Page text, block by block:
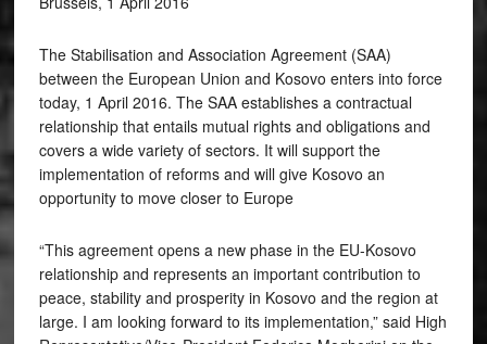
The Stabilisation and Association Agreement (SAA)
between the European Union and Kosovo enters into force
today, 1 April 2016. The SAA establishes a contractual
relationship that entails mutual rights and obligations and
covers a wide variety of sectors. It will support the
implementation of reforms and will give Kosovo an
opportunity to move closer to Europe
“This agreement opens a new phase in the EU-Kosovo
relationship and represents an important contribution to
peace, stability and prosperity in Kosovo and the region at
large. I am looking forward to its implementation,” said High